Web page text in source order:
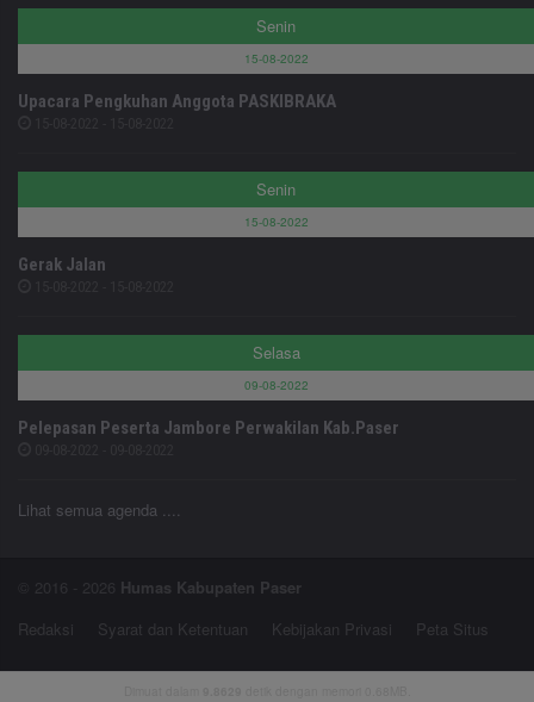
Senin
15-08-2022
Upacara Pengkuhan Anggota PASKIBRAKA
Senin
15-08-2022
Gerak Jalan
Selasa
09-08-2022
Pelepasan Peserta Jambore Perwakilan Kab.Paser
Lihat semua agenda ....
© 2016 - 2026 Humas Kabupaten Paser
Redaksi
Syarat dan Ketentuan Kebijakan Privasi Peta Situs